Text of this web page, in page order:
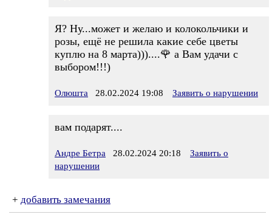
Я? Ну...может и желаю и колокольчики и
розы, ещё не решила какие себе цветы
куплю на 8 марта)))....🌹 а Вам удачи с
выбором!!!)
Олюшта 28.02.2024 19:08 Заявить о нарушении
вам подарят....
Андре Бетра 28.02.2024 20:18
Заявить о
нарушении
+ добавить замечания